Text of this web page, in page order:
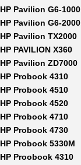
HP Pavilion G6-1000
HP Pavilion G6-2000
HP Pavilion TX2000
HP PAVILION X360
HP Pavilion ZD7000
HP Probook 4310
HP Probook 4510
HP Probook 4520
HP Probook 4710
HP Probook 4730
HP Probook 5330M
HP Proobook 4310